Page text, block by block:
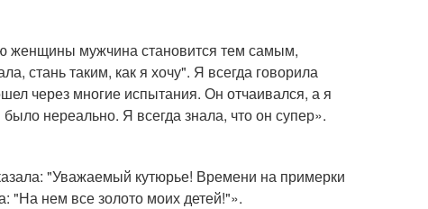
женщины мужчина становится тем самым,
стань таким, как я хочу". Я всегда говорила
через многие испытания. Он отчаивался, а я
нереально. Я всегда знала, что он супер».
"Уважаемый кутюрье! Времени на примерки
"На нем все золото моих детей!"».